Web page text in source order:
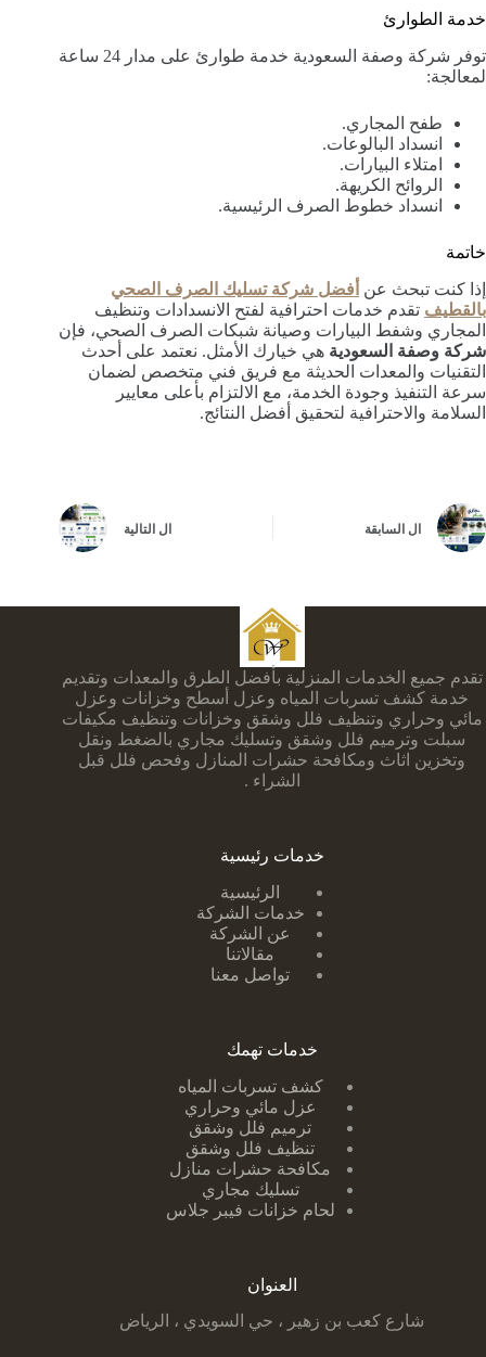
خدمة الطوارئ
توفر شركة وصفة السعودية خدمة طوارئ على مدار 24 ساعة
لمعالجة:
طفح المجاري.
انسداد البالوعات.
امتلاء البيارات.
الروائح الكريهة.
انسداد خطوط الصرف الرئيسية.
خاتمة
إذا كنت تبحث عن أفضل شركة تسليك الصرف الصحي
بالقطيف تقدم خدمات احترافية لفتح الانسدادات وتنظيف
المجاري وشفط البيارات وصيانة شبكات الصرف الصحي، فإن
شركة وصفة السعودية هي خيارك الأمثل. نعتمد على أحدث
التقنيات والمعدات الحديثة مع فريق فني متخصص لضمان
سرعة التنفيذ وجودة الخدمة، مع الالتزام بأعلى معايير
السلامة والاحترافية لتحقيق أفضل النتائج.
ال السابقة ال التالية
تقدم جميع الخدمات المنزلية بأفضل الطرق والمعدات وتقديم
خدمة كشف تسربات المياه وعزل أسطح وخزانات وعزل
مائي وحراري وتنظيف فلل وشقق وخزانات وتنظيف مكيفات
سبلت وترميم فلل وشقق وتسليك مجاري بالضغط ونقل
وتخزين اثاث ومكافحة حشرات المنازل وفحص فلل قبل
الشراء .
خدمات رئيسية
الرئيسية
خدمات الشركة
عن الشركة
مقالاتنا
تواصل معنا
خدمات تهمك
كشف تسربات ا لمياه
عزل مائي وحراري
ترميم فلل وشقق
تنظيف فلل وشقق
مكافحة حشرات منازل
تسليك مجاري
لحام خزانات فيبر جلاس
العنوان
شارع كعب بن زهير ، حي السويدي ، الرياض